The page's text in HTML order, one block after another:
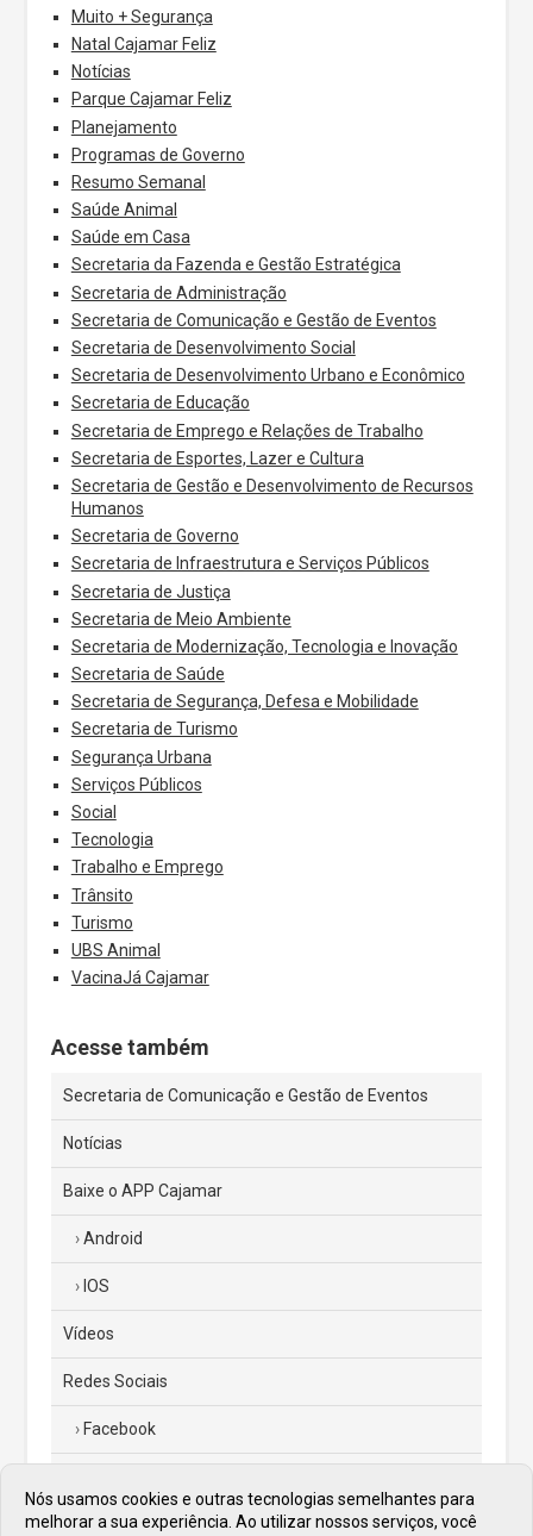
Muito + Segurança
Natal Cajamar Feliz
Notícias
Parque Cajamar Feliz
Planejamento
Programas de Governo
Resumo Semanal
Saúde Animal
Saúde em Casa
Secretaria da Fazenda e Gestão Estratégica
Secretaria de Administração
Secretaria de Comunicação e Gestão de Eventos
Secretaria de Desenvolvimento Social
Secretaria de Desenvolvimento Urbano e Econômico
Secretaria de Educação
Secretaria de Emprego e Relações de Trabalho
Secretaria de Esportes, Lazer e Cultura
Secretaria de Gestão e Desenvolvimento de Recursos
Humanos
Secretaria de Governo
Secretaria de Infraestrutura e Serviços Públicos
Secretaria de Justiça
Secretaria de Meio Ambiente
Secretaria de Modernização, Tecnologia e Inovação
Secretaria de Saúde
Secretaria de Segurança, Defesa e Mobilidade
Secretaria de Turismo
Segurança Urbana
Serviços Públicos
Social
Tecnologia
Trabalho e Emprego
Trânsito
Turismo
UBS Animal
VacinaJá Cajamar
Acesse também
Secretaria de Comunicação e Gestão de Eventos
Notícias
Baixe o APP Cajamar
Android
IOS
Vídeos
Redes Sociais
Facebook
Twitter
Nós usamos cookies e outras tecnologias semelhantes para
melhorar a sua experiência. Ao utilizar nossos serviços, você